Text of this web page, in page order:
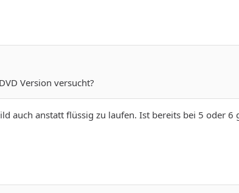
Version versucht?
auch anstatt flüssig zu laufen. Ist bereits bei 5 oder 6